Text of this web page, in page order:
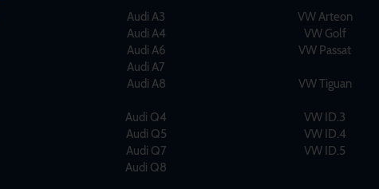
Audi A3
Audi A4
Audi A6
Audi A7
Audi A8
Audi Q4
Audi Q5
Audi Q7
Audi Q8
VW Arteon
VW Golf
VW Passat
VW Tiguan
VW ID.3
VW ID.4
VW ID.5